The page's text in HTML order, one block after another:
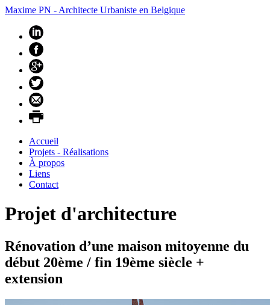
Maxime PN - Architecte Urbaniste en Belgique
Accueil
Projets - Réalisations
À propos
Liens
Contact
Projet d'architecture
Rénovation d’une maison mitoyenne du
début 20ème / fin 19ème siècle +
extension